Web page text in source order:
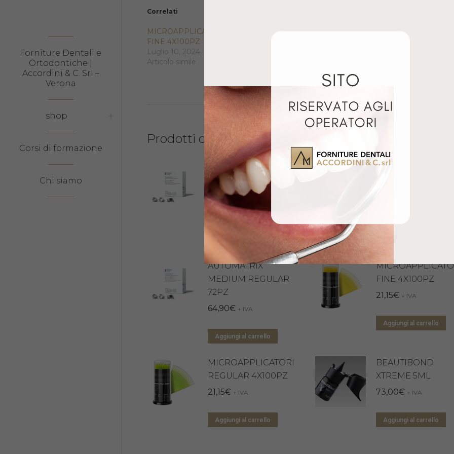
Forniture Dentali e
Ortodontiche |
Accordini & C. Srl –
Verona
shop
Corsi di formazione
Chi siamo
Correlati
MICROAPPLICATORI
FINE 4X100PZ
Luglio 10, 2024
Articolo simile
Prodotti correlati
AUTOMATRIX
NARROW
REGULAR 72PZ
64,90€ + IVA
AUTOMATRIX
AUTOMATRIX
MEDIUM REGULAR
72PZ
64,90€ + IVA
Aggiungi al carrello
FINE 4X100PZ
21,15€ + IVA
Aggiungi al carrello
MICROAPPLICATORI
REGULAR 4X100PZ
21,15€ + IVA
Aggiungi al carrello
BEAUTIBOND
XTREME 5ML
73,00€ + IVA
Aggiungi al carrello